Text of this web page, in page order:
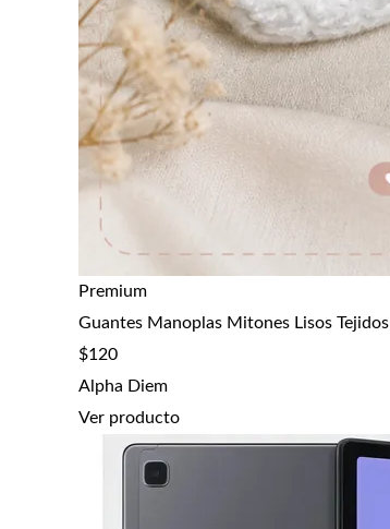
Premium
Guantes Manoplas Mitones Lisos
$120
Alpha Diem
Ver producto